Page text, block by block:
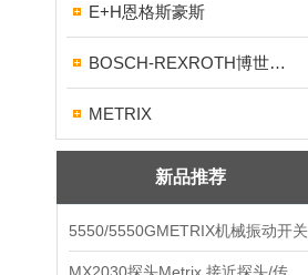
E+H恩格斯豪斯
BOSCH-REXROTH博世力士乐
METRIX
新品推荐
5550/5550GMETRIX机械振动开关